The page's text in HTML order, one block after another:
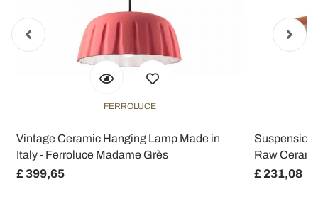
FERROLUCE
Vintage Ceramic Hanging Lamp Made in
Italy - Ferroluce Madame Grès
£ 399,65
Suspension
Raw
£ 231,08